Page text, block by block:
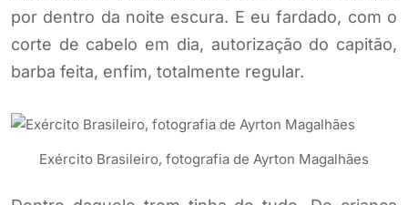
por dentro da noite escura. E eu fardado, com o
corte de cabelo em dia, autorização do capitão,
barba feita, enfim, totalmente regular.
Exército Brasileiro, fotografia de Ayrton Magalhães